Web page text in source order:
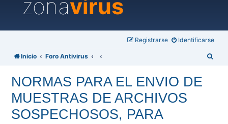
zonavirus
Identificarse
Registrarse
Inicio Foro Antivirus
NORMAS PARA EL ENVIO DE
MUESTRAS DE ARCHIVOS
SOSPECHOSOS, PARA